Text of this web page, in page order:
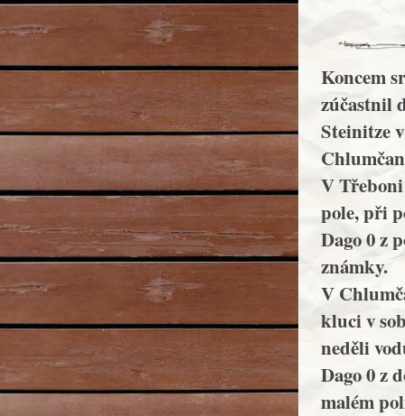
Koncem
zúčastnil
Steinitze
V
pole, při
Dago 0 z
známky.
V
kluci v
neděli
Dago 0 z
malém